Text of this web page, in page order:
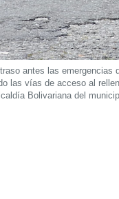
antes las emergencias
las vías de acceso al
Bolivariana del